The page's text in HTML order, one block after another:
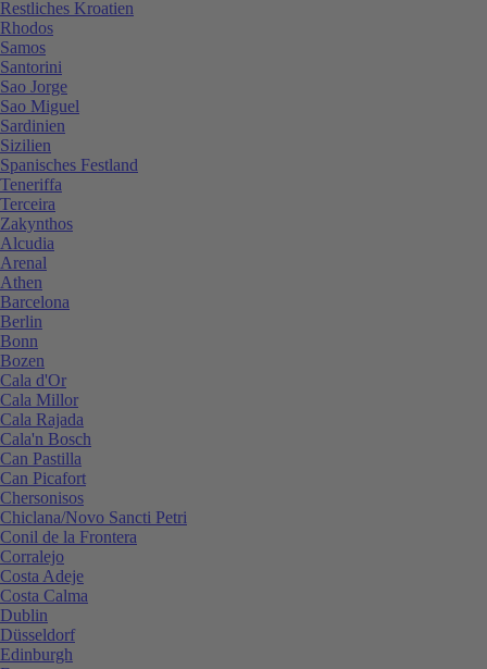
Restliches Kroatien
Rhodos
Samos
Santorini
Sao Jorge
Sao Miguel
Sardinien
Sizilien
Spanisches Festland
Teneriffa
Terceira
Zakynthos
Alcudia
Arenal
Athen
Barcelona
Berlin
Bonn
Bozen
Cala d'Or
Cala Millor
Cala Rajada
Cala'n Bosch
Can Pastilla
Can Picafort
Chersonisos
Chiclana/Novo Sancti Petri
Conil de la Frontera
Corralejo
Costa Adeje
Costa Calma
Dublin
Düsseldorf
Edinburgh